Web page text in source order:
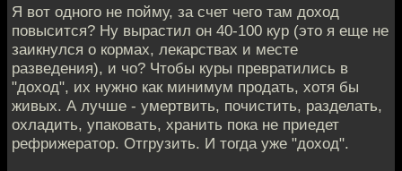
Я вот одного не пойму, за счет чего там доход
повысится? Ну вырастил он 40-100 кур (это я еще не
заикнулся о кормах, лекарствах и месте
разведения), и чо? Чтобы куры превратились в
"доход", их нужно как минимум продать, хотя бы
живых. А лучше - умертвить, почистить, разделать,
охладить, упаковать, хранить пока не приедет
рефрижератор. Отгрузить. И тогда уже "доход".